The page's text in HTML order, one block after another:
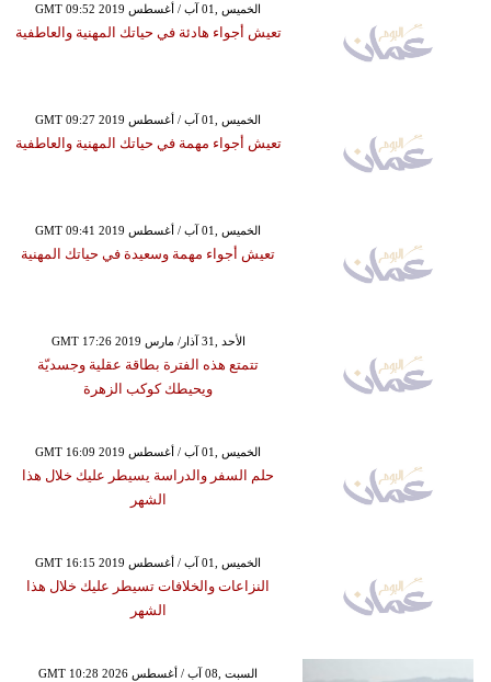
GMT 09:52 2019 الخميس ,01 آب / أغسطس
تعيش أجواء هادئة في حياتك المهنية والعاطفية
GMT 09:27 2019 الخميس ,01 آب / أغسطس
تعيش أجواء مهمة في حياتك المهنية والعاطفية
GMT 09:41 2019 الخميس ,01 آب / أغسطس
تعيش أجواء مهمة وسعيدة في حياتك المهنية
GMT 17:26 2019 الأحد ,31 آذار/ مارس
تتمتع هذه الفترة بطاقة عقلية وجسديّة
ويحيطك كوكب الزهرة
GMT 16:09 2019 الخميس ,01 آب / أغسطس
حلم السفر والدراسة يسيطر عليك خلال هذا
الشهر
GMT 16:15 2019 الخميس ,01 آب / أغسطس
النزاعات والخلافات تسيطر عليك خلال هذا
الشهر
GMT 10:28 2026 السبت ,08 آب / أغسطس